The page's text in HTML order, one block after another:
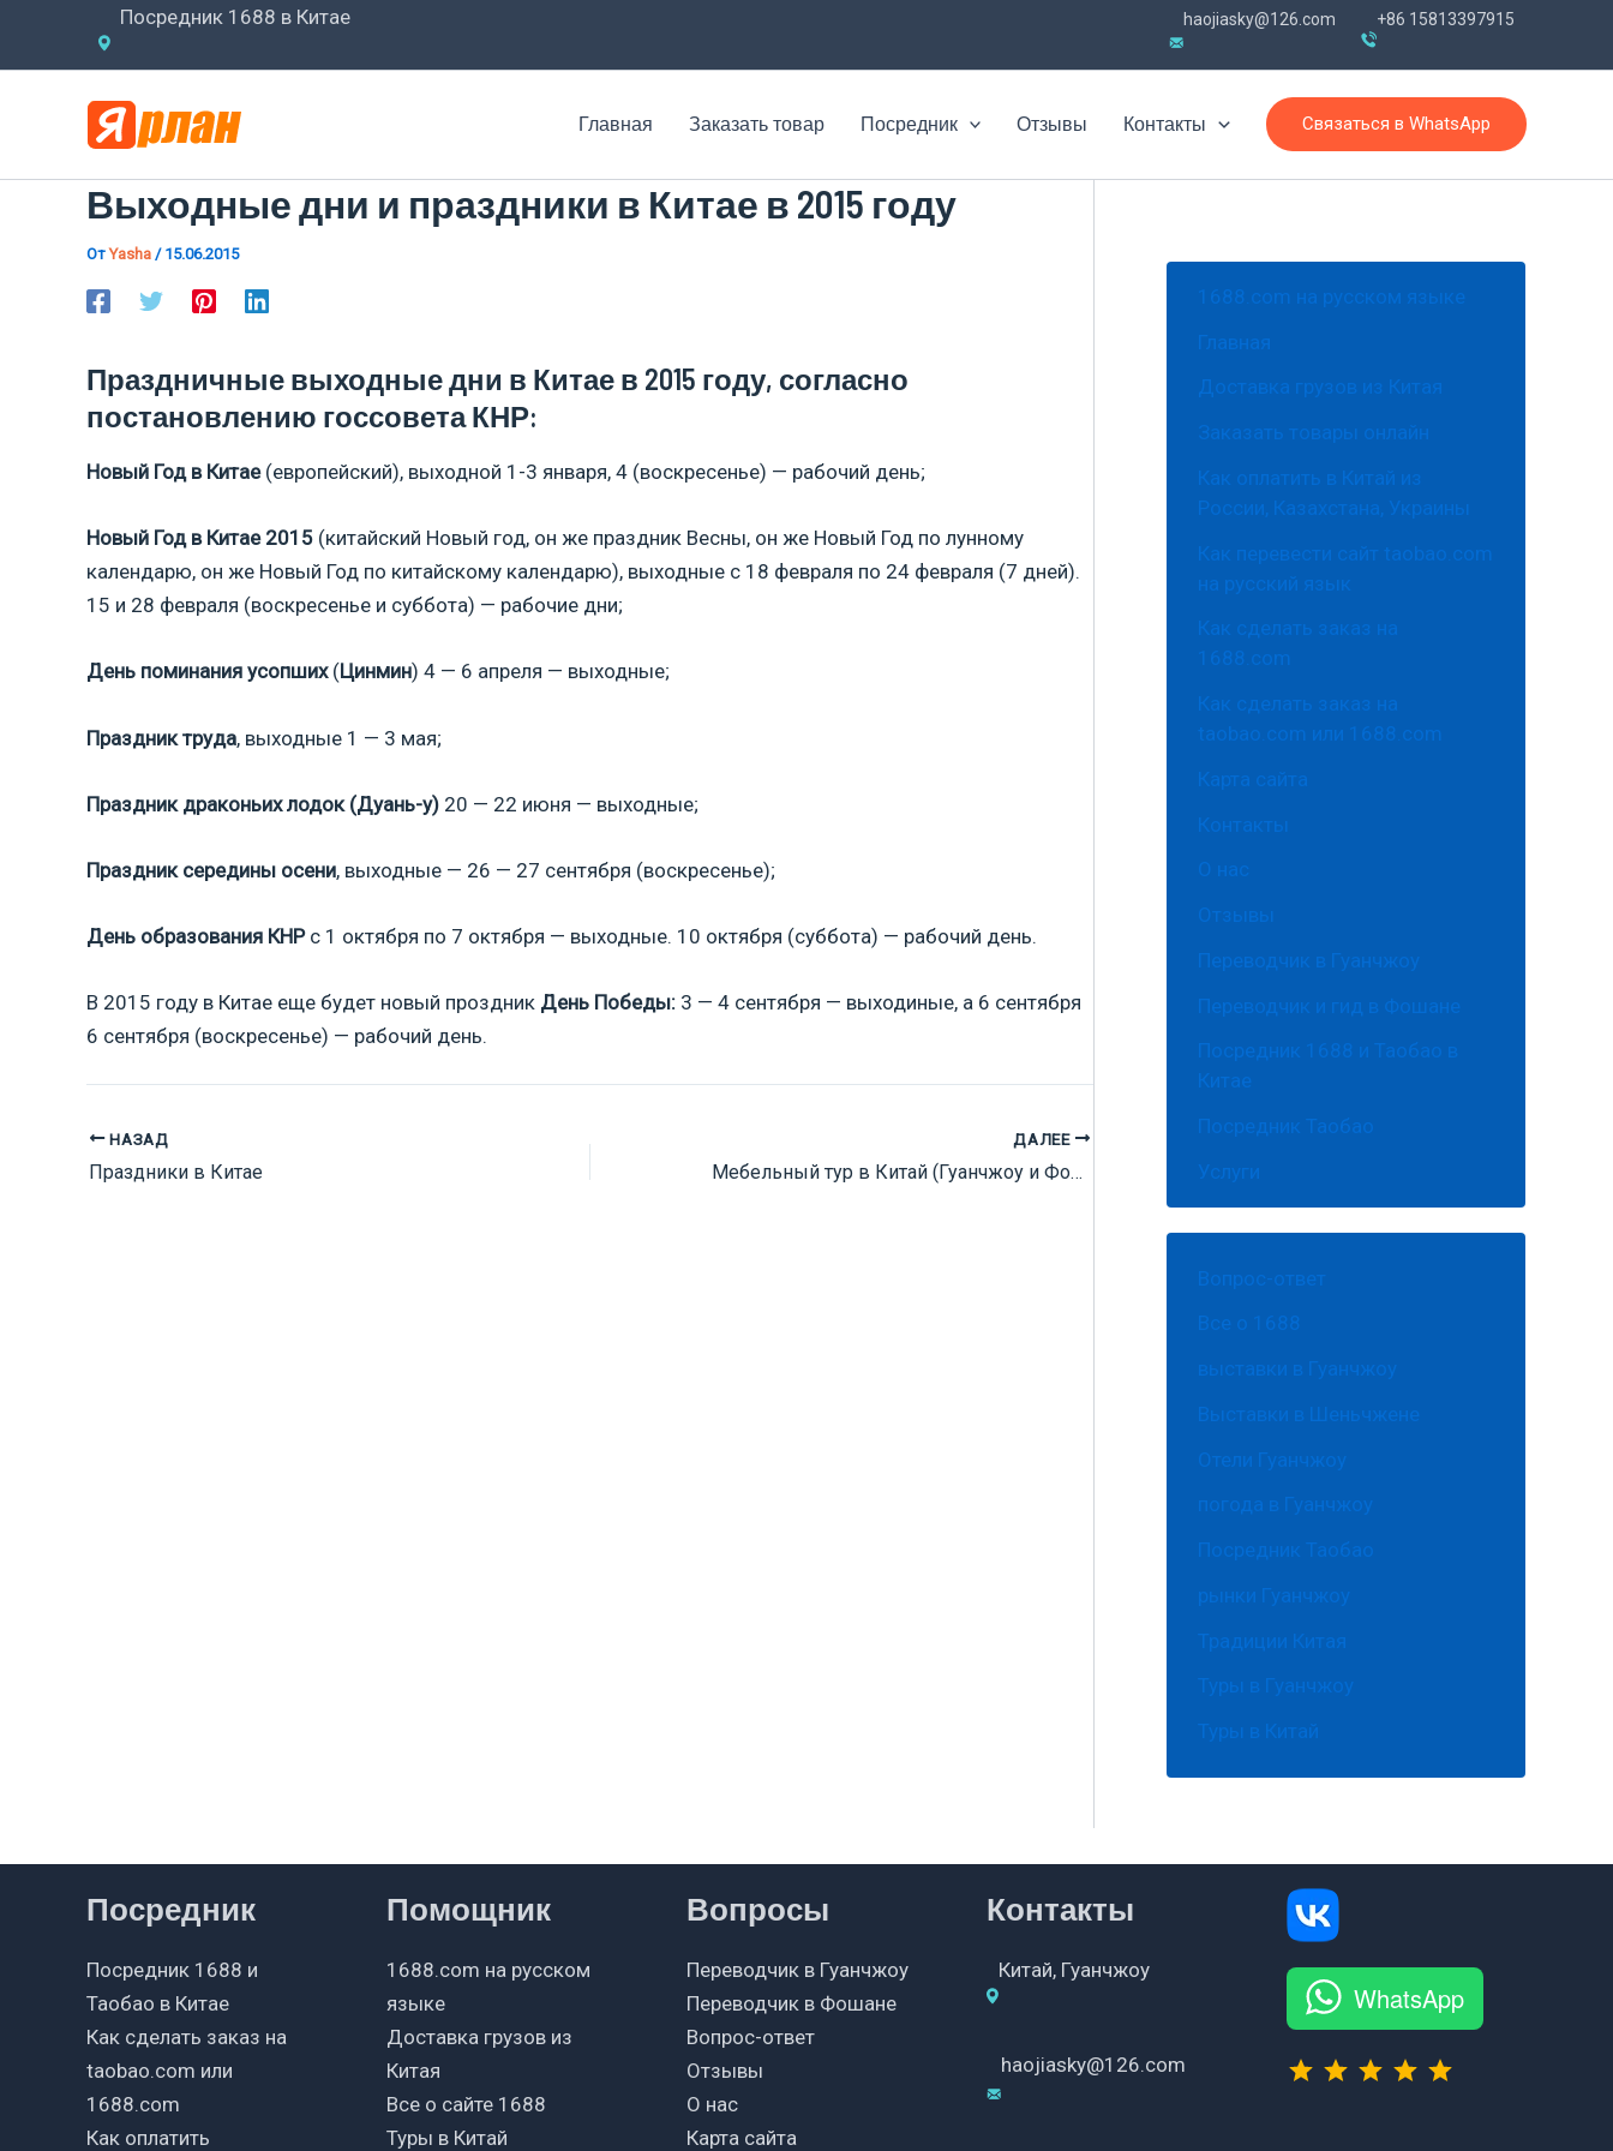
Посредник 1688 в Китае haojiasky@126.com +86 15813397915
Главная Заказать товар Посредник Отзывы Контакты Связаться в WhatsApp
Выходные дни и праздники в Китае в 2015 году
ОтYasha / 15.06.2015
Праздничные выходные дни в Китае в 2015 году, согласно
постановлению госсовета КНР:
Новый Год в Китае(европейский), выходной 1-3 января, 4 (воскресенье) — рабочий день;
Новый Год в Китае 2015 (китайский Новый год, он же праздник Весны, он же Новый Год по лунному
календарю, он же Новый Год по китайскому календарю), выходные с 18 февраля по 24 февраля (7 дней).
15 и 28 февраля (воскресенье и суббота) — рабочие дни;
День поминания усопших(Цинмин) 4 — 6 апреля — выходные;
Праздник труда, выходные 1 — 3 мая;
Праздник драконьих лодок (Дуань-у) 20 — 22 июня — выходные;
Праздник середины осени, выходные — 26 — 27 сентября (воскресенье);
День образования КНРс 1 октября по 7 октября — выходные. 10 октября (суббота) — рабочий день.
В 2015 году в Китае еще будет новый проздник День Победы: 3 — 4 сентября — выходиные, а 6 сентября
6 сентября (воскресенье) — рабочий день.
НАЗАД
Праздники в Китае
ДАЛЕЕ
Мебельный тур в Китай (Гуанчжоу и Фошань)
1688.com на русском языке
Главная
Доставка грузов из Китая
Заказать товары онлайн
Как оплатить в Китай из
России, Казахстана, Украины
Как перевести сайт taobao.com
на русский язык
Как сделать заказ на
1688.com
Как сделать заказ на
taobao.com или 1688.com
Карта сайта
Контакты
О нас
Отзывы
Переводчик в Гуанчжоу
Переводчик и гид в Фошане
Посредник 1688 и Таобао в
Китае
Посредник Таобао
Услуги
Вопрос-ответ
Все о 1688
выставки в Гуанчжоу
Выставки в Шеньчжене
Отели Гуанчжоу
погода в Гуанчжоу
Посредник Таобао
рынки Гуанчжоу
Традиции Китая
Туры в Гуанчжоу
Туры в Китай
Посредник
Посредник 1688 и
Таобао в Китае
Как сделать заказ на
taobao.com или
1688.com
Как оплатить
Помощник
1688.com на русском
языке
Доставка грузов из
Китая
Все о сайте 1688
Туры в Китай
Вопросы
Переводчик в Гуанчжоу
Переводчик в Фошане
Вопрос-ответ
Отзывы
О нас
Карта сайта
Контакты
Китай, Гуанчжоу
haojiasky@126.com
WhatsApp
⭐ ⭐